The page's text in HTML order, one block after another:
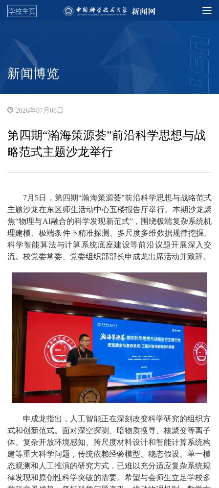
学校主页
新闻博览
2026年07月08日
第四期“瀚海策源荟”前沿科学思想与战
略范式主题沙龙举行
7月5日，第四期“瀚海策源荟”前沿科学思想与战略范式
主题沙龙在东区师生活动中心五楼报告厅举行。本期沙龙聚
焦“物理与AI融合的科学发现新范式”，围绕极端复杂系统机
理建模、极端条件下精准探测、多尺度多维数据规律挖掘、
科学智能算法与计算系统底座建设等前沿议题开展深入交
流。校党委常委、党委组织部部长申成龙出席活动并致辞。
申成龙指出，人工智能正在深刻改变科学研究的组织方
式和创新范式。面对深空探测、暗物质搜寻、核聚变等离子
体、复杂开放环境感知、跨尺度材料设计和智能计算系统构
建等重大科学问题，传统依赖经验模型、稳态假设、单一模
态观测和人工推演的研究方式，已难以充分适应复杂系统规
律发现和原创性科学突破的需要。希望与会师生立足学校多